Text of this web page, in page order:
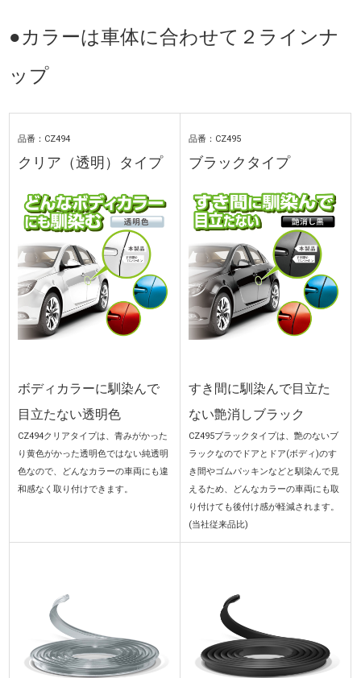
●カラーは車体に合わせて２ラインナ
ップ
品番：CZ494
クリア（透明）タイプ
ボディカラーに馴染んで
目立たない透明色
CZ494クリアタイプは、青みがかった
り黄色がかった透明色ではない純透明
色なので、どんなカラーの車両にも違
和感なく取り付けできます。
品番：CZ495
ブラックタイプ
すき間に馴染んで目立た
ない艶消しブラック
CZ495ブラックタイプは、艶のないブ
ラックなのでドアとドア(ボディ)のす
き間やゴムパッキンなどと馴染んで見
えるため、どんなカラーの車両にも取
り付けても後付け感が軽減されます。
(当社従来品比)